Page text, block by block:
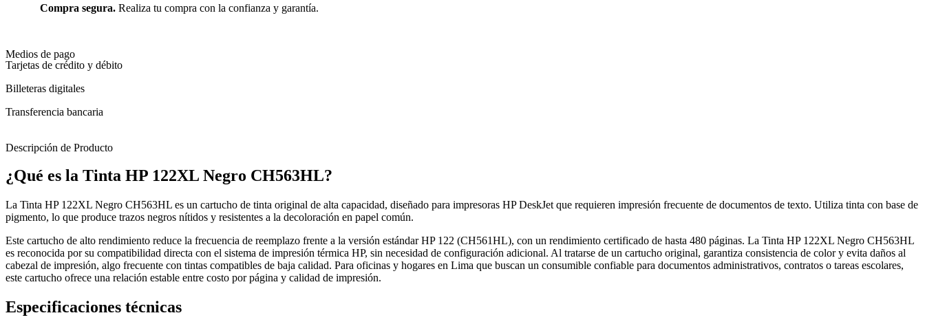
Compra segura. Realiza tu compra con la confianza y garantía.
Medios de pago
Tarjetas de crédito y débito
Billeteras digitales
Transferencia bancaria
Descripción de Producto
¿Qué es la Tinta HP 122XL Negro CH563HL?
La Tinta HP 122XL Negro CH563HL es un cartucho de tinta original de alta capacidad, diseñado para impresoras HP DeskJet que requieren impresión frecuente de documentos de texto. Utiliza tinta con base de
pigmento, lo que produce trazos negros nítidos y resistentes a la decoloración en papel común.
Este cartucho de alto rendimiento reduce la frecuencia de reemplazo frente a la versión estándar HP 122 (CH561HL), con un rendimiento certificado de hasta 480 páginas. La Tinta HP 122XL Negro CH563HL
es reconocida por su compatibilidad directa con el sistema de impresión térmica HP, sin necesidad de configuración adicional. Al tratarse de un cartucho original, garantiza consistencia de color y evita daños al
cabezal de impresión, algo frecuente con tintas compatibles de baja calidad. Para oficinas y hogares en Lima que buscan un consumible confiable para documentos administrativos, contratos o tareas escolares,
este cartucho ofrece una relación estable entre costo por página y calidad de impresión.
Especificaciones técnicas